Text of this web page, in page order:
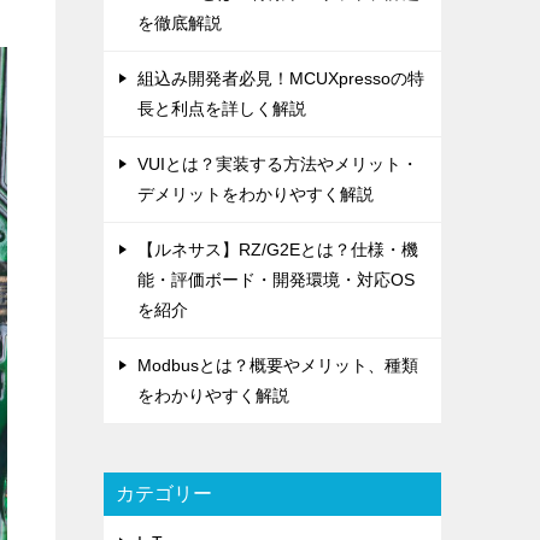
を徹底解説
組込み開発者必見！MCUXpressoの特
長と利点を詳しく解説
VUIとは？実装する方法やメリット・
デメリットをわかりやすく解説
【ルネサス】RZ/G2Eとは？仕様・機
能・評価ボード・開発環境・対応OS
を紹介
Modbusとは？概要やメリット、種類
をわかりやすく解説
カテゴリー